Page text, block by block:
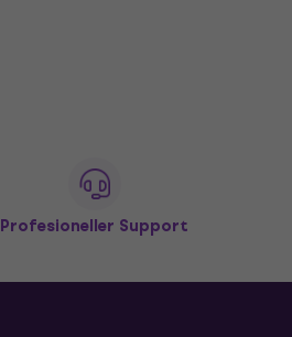
Profesioneller Support